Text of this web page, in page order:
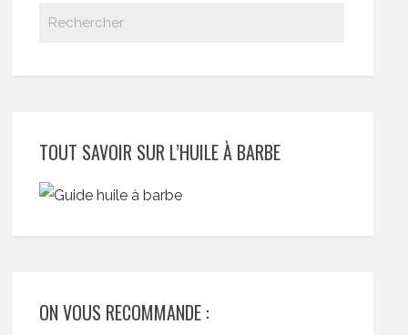
TOUT SAVOIR SUR L’HUILE À BARBE
ON VOUS RECOMMANDE :